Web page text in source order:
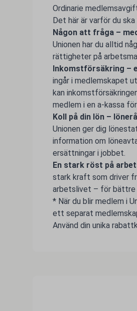
Ordinarie
Det här är varför du ska
Någon att fråga –
Unionen har du alltid
rättigheter på
Inkomstförsäkring –
ingår i medlemskapet
kan
medlem i en a-kassa
Koll på din lön –
Unionen ger dig
information om
ersättningar i jobbet.
En stark röst på
stark kraft som driver
arbetslivet – för bättre
* När du blir medlem i
ett separat
Använd din unika